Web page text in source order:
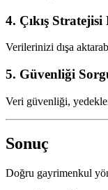
4. Çıkış Stratejisi
Verilerinizi dışa
5. Güvenliği
Veri güvenliği,
Sonuç
Doğru gayrimenkul